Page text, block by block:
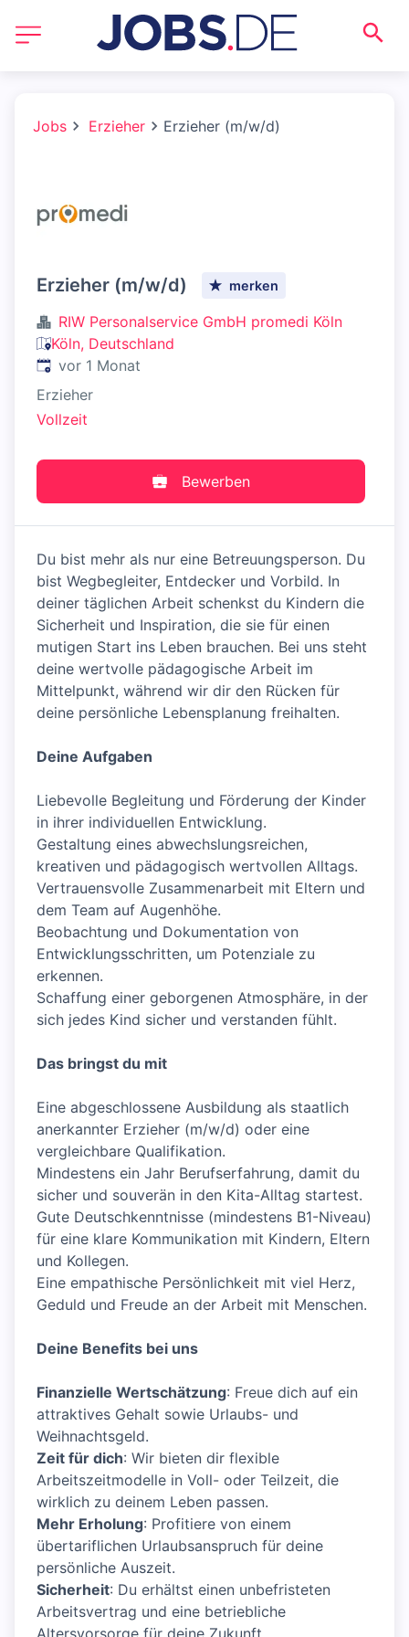
Jobs Erzieher Erzieher (m/w/d)
Erzieher (m/w/d) merken
RIW Personalservice GmbH promedi Köln
Köln, Deutschland
Veröffentlicht:
vor 1 Monat
Erzieher
Vollzeit
Bewerben
Du bist mehr als nur eine Betreuungsperson. Du
bist Wegbegleiter, Entdecker und Vorbild. In
deiner täglichen Arbeit schenkst du Kindern die
Sicherheit und Inspiration, die sie für einen
mutigen Start ins Leben brauchen. Bei uns steht
deine wertvolle pädagogische Arbeit im
Mittelpunkt, während wir dir den Rücken für
deine persönliche Lebensplanung freihalten.
Deine Aufgaben
Liebevolle Begleitung und Förderung der Kinder
in ihrer individuellen Entwicklung.
Gestaltung eines abwechslungsreichen,
kreativen und pädagogisch wertvollen Alltags.
Vertrauensvolle Zusammenarbeit mit Eltern und
dem Team auf Augenhöhe.
Beobachtung und Dokumentation von
Entwicklungsschritten, um Potenziale zu
erkennen.
Schaffung einer geborgenen Atmosphäre, in der
sich jedes Kind sicher und verstanden fühlt.
Das bringst du mit
Eine abgeschlossene Ausbildung als staatlich
anerkannter Erzieher (m/w/d) oder eine
vergleichbare Qualifikation.
Mindestens ein Jahr Berufserfahrung, damit du
sicher und souverän in den Kita-Alltag startest.
Gute Deutschkenntnisse (mindestens B1-Niveau)
für eine klare Kommunikation mit Kindern, Eltern
und Kollegen.
Eine empathische Persönlichkeit mit viel Herz,
Geduld und Freude an der Arbeit mit Menschen.
Deine Benefits bei uns
Finanzielle Wertschätzung: Freue dich auf ein
attraktives Gehalt sowie Urlaubs- und
Weihnachtsgeld.
Zeit für dich: Wir bieten dir flexible
Arbeitszeitmodelle in Voll- oder Teilzeit, die
wirklich zu deinem Leben passen.
Mehr Erholung: Profitiere von einem
übertariflichen Urlaubsanspruch für deine
persönliche Auszeit.
Sicherheit: Du erhältst einen unbefristeten
Arbeitsvertrag und eine betriebliche